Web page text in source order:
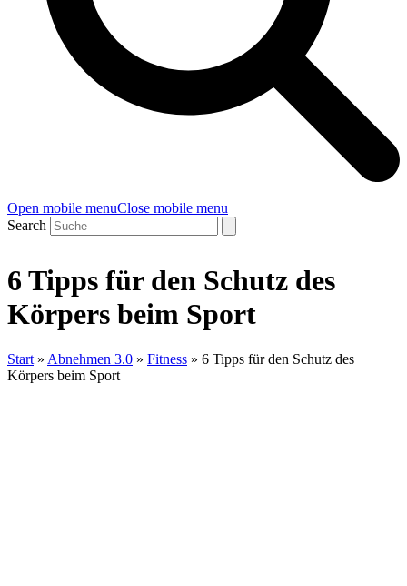
Open mobile menuClose mobile menu
Search
6 Tipps für den Schutz des
Körpers beim Sport
Start » Abnehmen 3.0 » Fitness » 6 Tipps für den Schutz des
Körpers beim Sport